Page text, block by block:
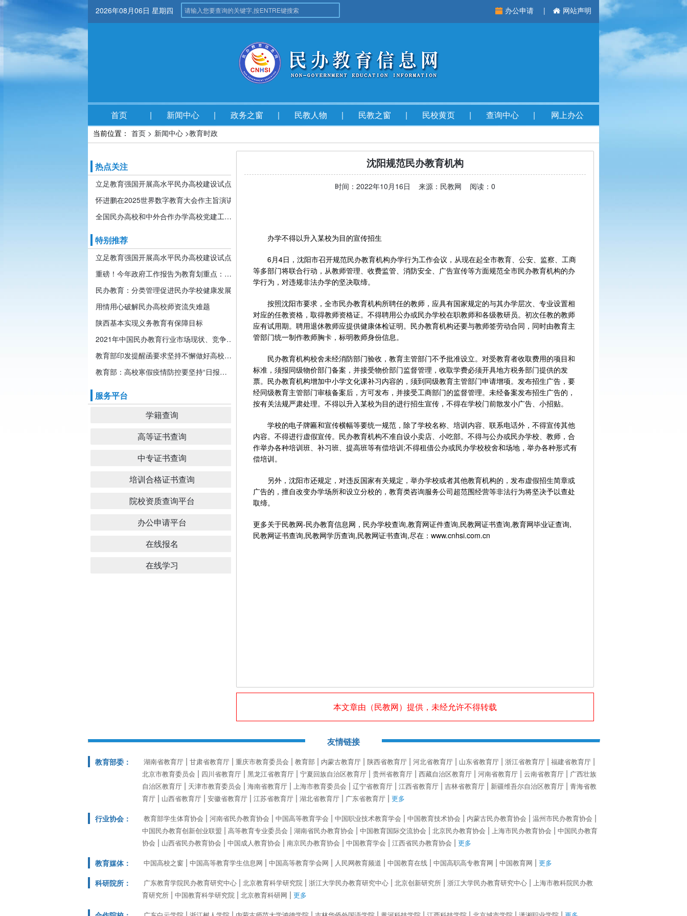
2026年08月06日 星期四 办公申请 网站声明
首页 新闻中心 政务之窗 民教人物 民教之窗 民校黄页 查询中心 网上办公
当前位置： 首页 > 新闻中心 >教育时政
热点关注
立足教育强国开展高水平民办高校建设试点
怀进鹏在2025世界数字教育大会作主旨演讲
全国民办高校和中外合作办学高校党建工作推进会暨引导规范民办教育发展年度会在京召开
特别推荐
立足教育强国开展高水平民办高校建设试点
重磅！今年政府工作报告为教育划重点：发展更加公平更高质量的教育！
民办教育：分类管理促进民办学校健康发展
用情用心破解民办高校师资流失难题
陕西基本实现义务教育有保障目标
2021年中国民办教育行业市场现状、竞争格局及发展前景分析 机构规模或将持续扩张
教育部印发提醒函要求坚持不懈做好高校寒假期间疫情防控工作
教育部：高校寒假疫情防控要坚持“日报告”“零报告”
服务平台
学籍查询
高等证书查询
中专证书查询
培训合格证书查询
院校资质查询平台
办公申请平台
在线报名
在线学习
沈阳规范民办教育机构
时间：2022年10月16日 来源：民教网 阅读：0
办学不得以升入某校为目的宣传招生
6月4日，沈阳市召开规范民办教育机构办学行为工作会议，从现在起全市教育、公安、监察、工商
等多部门将联合行动，从教师管理、收费监管、消防安全、广告宣传等方面规范全市民办教育机构的办
学行为，对违规非法办学的坚决取缔。
按照沈阳市要求，全市民办教育机构所聘任的教师，应具有国家规定的与其办学层次、专业设置相
对应的任教资格，取得教师资格证。不得聘用公办或民办学校在职教师和各级教研员。初次任教的教师
应有试用期。聘用退休教师应提供健康体检证明。民办教育机构还要与教师签劳动合同，同时由教育主
管部门统一制作教师胸卡，标明教师身份信息。
民办教育机构校舍未经消防部门验收，教育主管部门不予批准设立。对受教育者收取费用的项目和
标准，须报同级物价部门备案，并接受物价部门监督管理，收取学费必须开具地方税务部门提供的发
票。民办教育机构增加中小学文化课补习内容的，须到同级教育主管部门申请增项。发布招生广告，要
经同级教育主管部门审核备案后，方可发布，并接受工商部门的监督管理。未经备案发布招生广告的，
按有关法规严肃处理。不得以升入某校为目的进行招生宣传，不得在学校门前散发小广告、小招贴。
学校的电子牌匾和宣传横幅等要统一规范，除了学校名称、培训内容、联系电话外，不得宣传其他
内容。不得进行虚假宣传。民办教育机构不准自设小卖店、小吃部。不得与公办或民办学校、教师，合
作举办各种培训班、补习班、提高班等有偿培训;不得租借公办或民办学校校舍和场地，举办各种形式有
偿培训。
另外，沈阳市还规定，对违反国家有关规定，举办学校或者其他教育机构的，发布虚假招生简章或
广告的，擅自改变办学场所和设立分校的，教育类咨询服务公司超范围经营等非法行为将坚决予以查处
取缔。
更多关于民教网-民办教育信息网，民办学校查询,教育网证件查询,民教网证书查询,教育网毕业证查询,
民教网证书查询,民教网学历查询,民教网证书查询,尽在：www.cnhsi.com.cn
本文章由（民教网）提供，未经允许不得转载
友情链接
教育部委： 湖南省教育厅 甘肃省教育厅 重庆市教育委员会 教育部 内蒙古教育厅 陕西省教育厅 河北省教育厅 山东省教育厅 浙江省教育厅
福建省教育厅
北京市教育委员会
四川省教育厅 黑龙江省教育厅 宁夏回族自治区教育厅 贵州省教育厅 西藏自治区教育厅 河南省教育厅 云南省教育厅
广西壮族
自治区教育厅
天津市教育委员会 海南省教育厅 上海市教育委员会 辽宁省教育厅 江西省教育厅 吉林省教育厅 新疆维吾尔自治区教育厅
青海省教
育厅
山西省教育厅 安徽省教育厅 江苏省教育厅 湖北省教育厅 广东省教育厅 更多
行业协会： 教育部学生体育协会 河南省民办教育协会 中国高等教育学会 中国职业技术教育学会 中国教育技术协会 内蒙古民办教育协会
温州市民办教育协会
中国民办教育创新创业联盟
高等教育专业委员会 湖南省民办教育协会 中国教育国际交流协会 北京民办教育协会 上海市民办教育协会
中国民办教育
协会
山西省民办教育协会 中国成人教育协会 南京民办教育协会 中国教育学会 江西省民办教育协会 更多
教育媒体： 中国高校之窗 中国高等教育学生信息网 中国高等教育学会网 人民网教育频道 中国教育在线 中国高职高专教育网 中国教育网 更多
科研院所： 广东教育学院民办教育研究中心 北京教育科学研究院 浙江大学民办教育研究中心 北京创新研究所 浙江大学民办教育研究中心
上海市教科院民办教
育研究所
中国教育科学研究院 北京教育科研网 更多